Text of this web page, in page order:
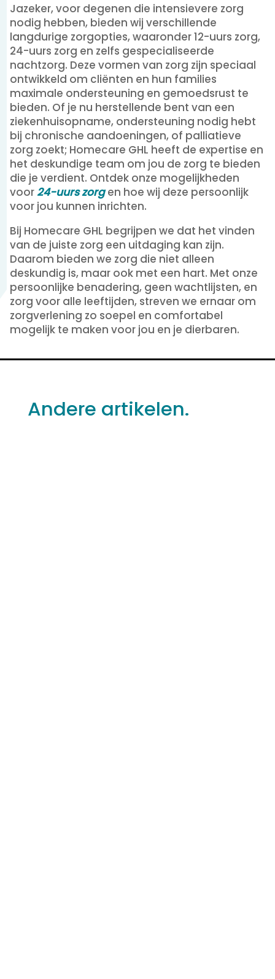
Jazeker, voor degenen die intensievere zorg
nodig hebben, bieden wij verschillende
langdurige zorgopties, waaronder 12-uurs zorg,
24-uurs zorg en zelfs gespecialiseerde
nachtzorg. Deze vormen van zorg zijn speciaal
ontwikkeld om cliënten en hun families
maximale ondersteuning en gemoedsrust te
bieden. Of je nu herstellende bent van een
ziekenhuisopname, ondersteuning nodig hebt
bij chronische aandoeningen, of palliatieve
zorg zoekt; Homecare GHL heeft de expertise en
het deskundige team om jou de zorg te bieden
die je verdient. Ontdek onze mogelijkheden
voor 24-uurs zorgen hoe wij deze persoonlijk
voor jou kunnen inrichten.
Bij Homecare GHL begrijpen we dat het vinden
van de juiste zorg een uitdaging kan zijn.
Daarom bieden we zorg die niet alleen
deskundig is, maar ook met een hart. Met onze
persoonlijke benadering, geen wachtlijsten, en
zorg voor alle leeftijden, streven we ernaar om
zorgverlening zo soepel en comfortabel
mogelijk te maken voor jou en je dierbaren.
Andere artikelen.